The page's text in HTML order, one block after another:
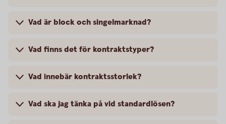
Vad är block och singelmarknad?
Vad finns det för kontraktstyper?
Vad innebär kontraktsstorlek?
Vad ska jag tänka på vid standardlösen?